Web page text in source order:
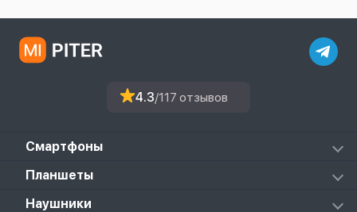
4.3/117 отзывов
Смартфоны
Redmi
Mi
Планшеты
Mi Pad 6S Pro
Наушники